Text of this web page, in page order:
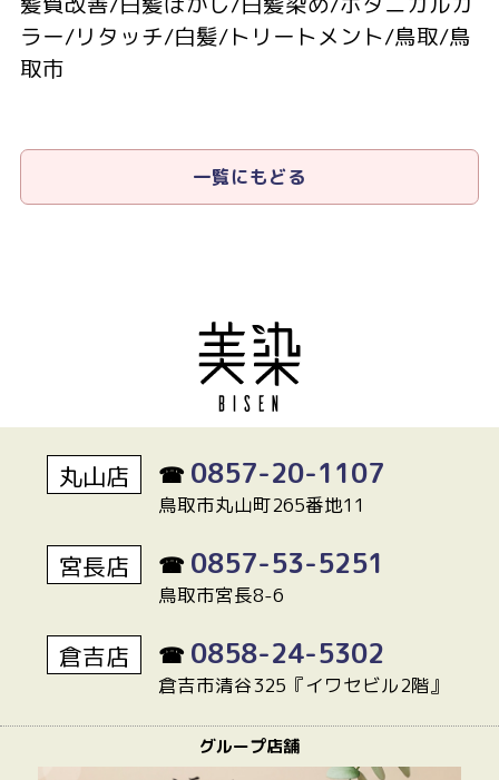
ラー/リタッチ/白髪/トリートメント/鳥取/鳥
取市
一覧にもどる
丸山店 ☎ 0857-20-1107
鳥取市丸山町265番地11
宮長店 ☎ 0857-53-5251
鳥取市宮長8-6
倉吉店 ☎ 0858-24-5302
倉吉市清谷325『イワセビル2階』
グループ店舗